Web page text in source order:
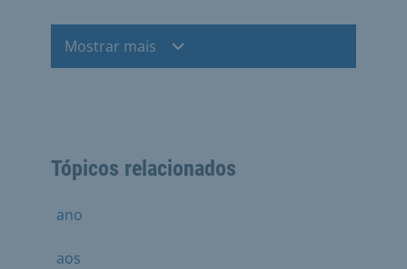
Mostrar mais
Tópicos relacionados
ano
aos